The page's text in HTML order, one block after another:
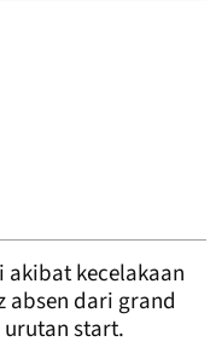
akibat kecelakaan
absen dari grand
start.